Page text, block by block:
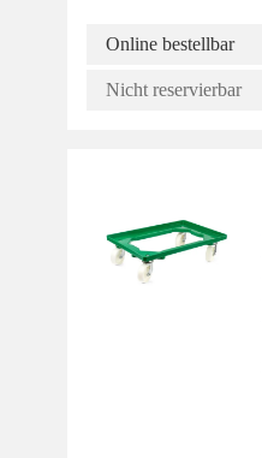
Online bestellbar
Nicht reservierbar